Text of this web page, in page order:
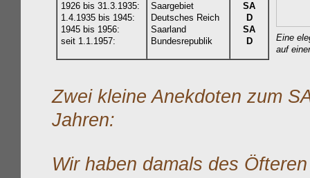
1926 bis 31.3.1935:
1.4.1935 bis 1945:
1945 bis 1956:
seit 1.1.1957:
Saargebiet
Deutsches Reich
Saarland
Bundesrepublik
SA
D
SA
D
Eine
auf
Zwei kleine Anekdoten zum
Jahren:
Wir haben damals des